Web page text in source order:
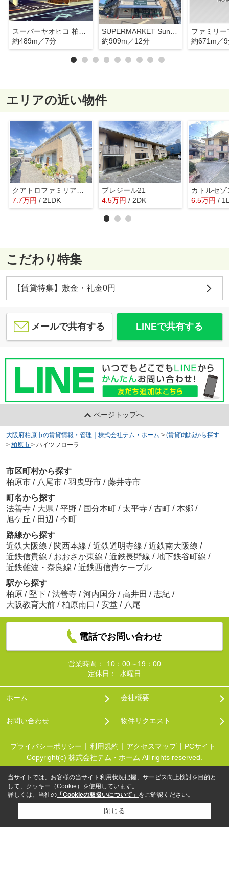
スーパーヤオヒコ 柏原本郷店
約489m／7分
SUPERMARKET Sunplaza(スーパーマーケットサンプラザ) 柏原店
約909m／12分
約671m／
エリアの近い物件
7.7万円 / 2LDK
プレジール21
4.5万円 / 2DK
カトルセゾ
6.5万円 /
こだわり特集
【賃貸特集】敷金・礼金0円
メールで共有する LINEで共有する
ページトップへ
大阪府柏原市の賃貸情報・管理｜株式会社テム・ホーム > (賃貸)地域から探す
> 柏原市 > ハイツフローラ
市区町村から探す
柏原市 / 八尾市 / 羽曳野市 / 藤井寺市
町名から探す
法善寺 / 大県 / 平野 / 国分本町 / 太平寺 / 古町 / 本郷 /
旭ケ丘 / 田辺 / 今町
路線から探す
近鉄大阪線 / 関西本線 / 近鉄道明寺線 / 近鉄南大阪線 /
近鉄信貴線 / おおさか東線 / 近鉄長野線 / 地下鉄谷町線 /
近鉄難波・奈良線 / 近鉄西信貴ケーブル
駅から探す
柏原 / 堅下 / 法善寺 / 河内国分 / 高井田 / 志紀 /
大阪教育大前 / 柏原南口 / 安堂 / 八尾
電話でお問い合わせ
営業時間：
10：00～19：00
定休日：
水曜日
ホーム 会社概要
お問い合わせ 物件リクエスト
プライバシーポリシー 利用規約 アクセスマップ
PCサイト
Copyright(c) 株式会社テム・ホーム All rights reserved.
当サイトでは、お客様の当サイト利用状況把握、サービス向上検討を目的と
して、クッキー（Cookie）を使用しています。
詳しくは、当社の 「Cookieの取扱いについて」 をご確認ください。
閉じる